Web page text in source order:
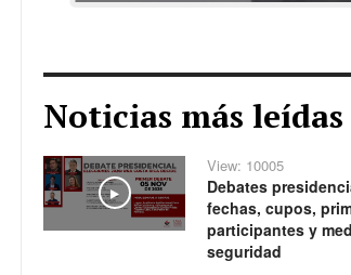
Noticias más leídas
Play
View: 10005
Debates
fechas, cupos,
participantes y
seguridad